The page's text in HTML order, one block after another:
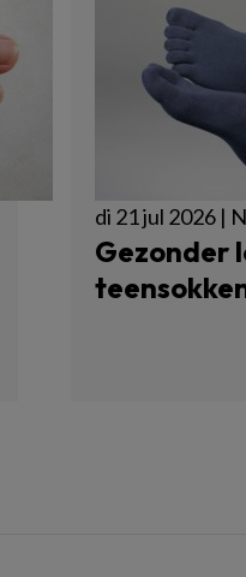
di 21 jul 2026 |
Gezonder